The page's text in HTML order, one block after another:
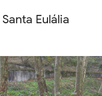
Eulália